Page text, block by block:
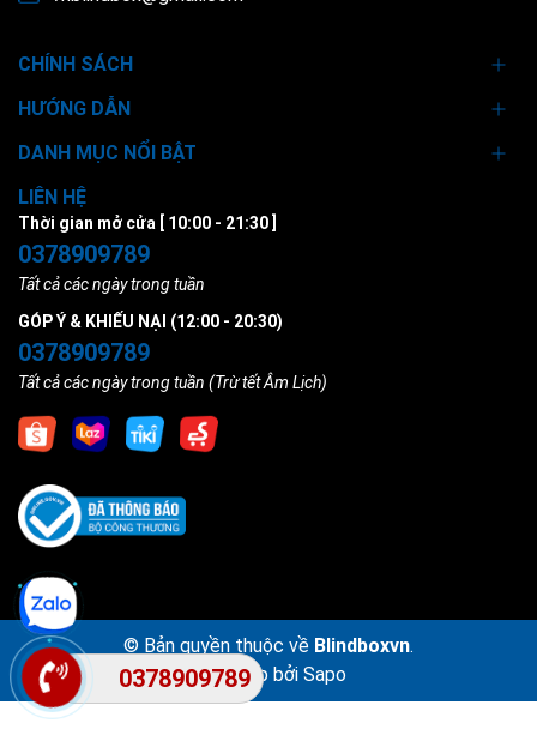
CHÍNH SÁCH
HƯỚNG DẪN
DANH MỤC NỔI BẬT
LIÊN HỆ
Thời gian mở cửa [ 10:00 - 21:30 ]
0378909789
Tất cả các ngày trong tuần
GÓP Ý & KHIẾU NẠI (12:00 - 20:30)
0378909789
Tất cả các ngày trong tuần (Trừ tết Âm Lịch)
© Bản quyền thuộc về Blindboxvn.
Cung cấp bởi Sapo
0378909789